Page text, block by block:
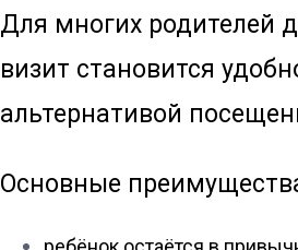
Для многих родителей
визит становится
альтернативой
Основные